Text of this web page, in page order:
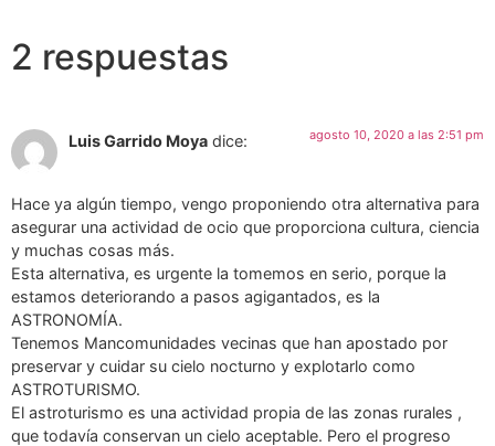
2 respuestas
Luis Garrido Moya dice: agosto 10, 2020 a las 2:51 pm
Hace ya algún tiempo, vengo proponiendo otra alternativa para
asegurar una actividad de ocio que proporciona cultura, ciencia
y muchas cosas más.
Esta alternativa, es urgente la tomemos en serio, porque la
estamos deteriorando a pasos agigantados, es la
ASTRONOMÍA.
Tenemos Mancomunidades vecinas que han apostado por
preservar y cuidar su cielo nocturno y explotarlo como
ASTROTURISMO.
El astroturismo es una actividad propia de las zonas rurales ,
que todavía conservan un cielo aceptable. Pero el progreso